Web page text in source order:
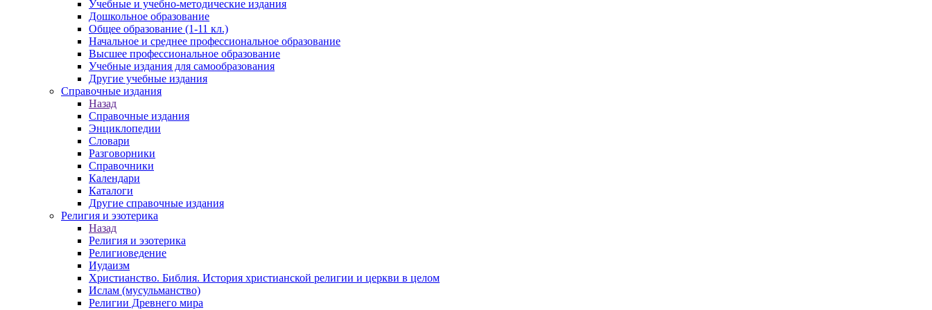
Учебные и учебно-методические издания
Дошкольное образование
Общее образование (1-11 кл.)
Начальное и среднее профессиональное образование
Высшее профессиональное образование
Учебные издания для самообразования
Другие учебные издания
Справочные издания
Назад
Справочные издания
Энциклопедии
Словари
Разговорники
Справочники
Календари
Каталоги
Другие справочные издания
Религия и эзотерика
Назад
Религия и эзотерика
Религиоведение
Иудаизм
Христианство. Библия. История христианской религии и церкви в целом
Ислам (мусульманство)
Религии Древнего мира